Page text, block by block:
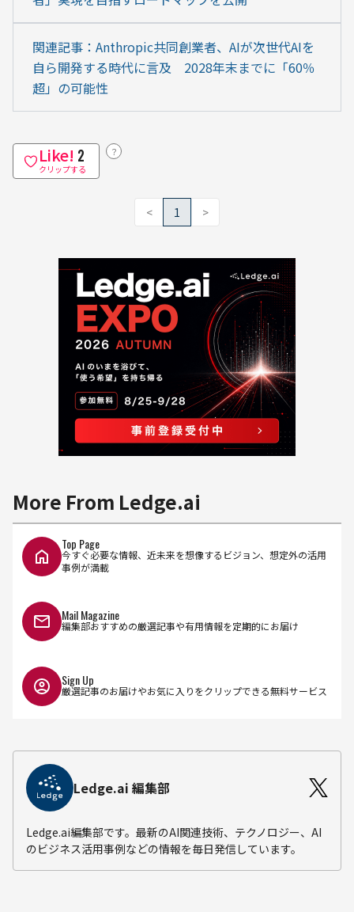
関連記事：Anthropic共同創業者、AIが次世代AIを
自ら開発する時代に言及　2028年末までに「60％
超」の可能性
Like! 2
クリップする
？
< 1 >
More From Ledge.ai
Top Page
今すぐ必要な情報、近未来を想像するビジョン、想定外の活用
事例が満載
Mail Magazine
編集部おすすめの厳選記事や有用情報を定期的にお届け
Sign Up
厳選記事のお届けやお気に入りをクリップできる無料サービス
Ledge.ai 編集部
Ledge.ai編集部です。最新のAI関連技術、テクノロジー、AI
のビジネス活用事例などの情報を毎日発信しています。